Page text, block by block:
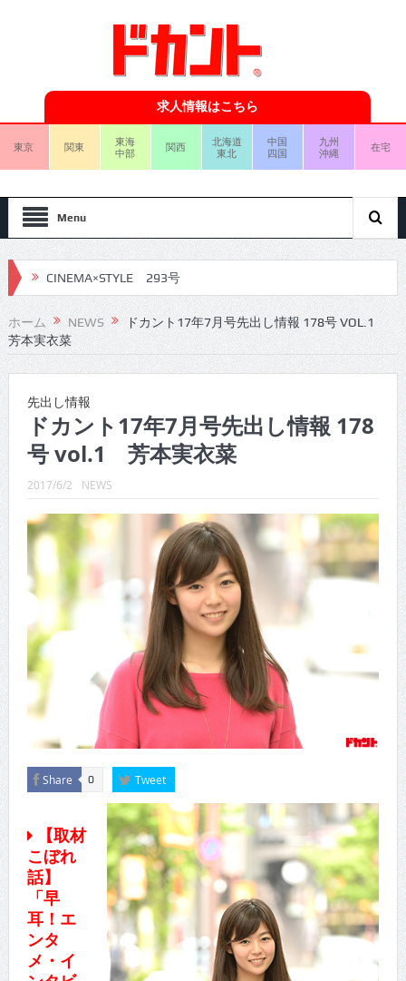
求人情報はこちら
東京 関東
東海
中部
関西
北海道
東北
中国
四国
九州
沖縄
在宅
Menu
CINEMA×STYLE 293号
CINEMA×STYLE 292号
CINEMA×STYLE 291号
CINEMA×STYLE 289号
CINEMA×STYLE 288号
CINEMA×STYLE 287号
CINEMA×STYLE 286号
CINEMA×STYLE 285号
CINEMA×STYLE 294号
ホーム NEWS
ドカント17年7月号先出し情報 178号 VOL.1
芳本実衣菜
先出し情報
ドカント17年7月号先出し情報 178
号 vol.1 芳本実衣菜
2017/6/2 NEWS
Share 0 Tweet
【取材
こぼれ
話】
「早
耳！エ
ンタ
メ・イ